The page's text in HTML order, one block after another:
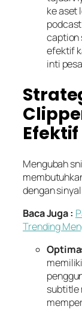
ke aset
caption
efektif
inti
Efektif
Mengubah
dengan
Baca Juga :
Trending
subtitle